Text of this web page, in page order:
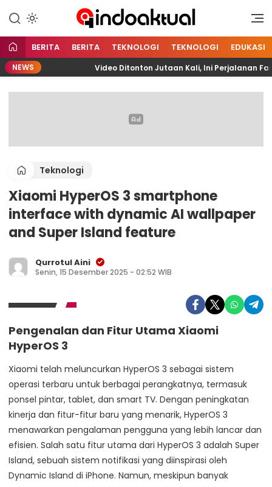
Indoaktual
Indonesia Aktual
BERITA BERITA TEKNOLOGI TEKNOLOGI EDUKASI
NEWS Video Ditonton Jutaan Kali, Ini Perjalanan Fariz
Teknologi
Xiaomi HyperOS 3 smartphone
interface with dynamic AI wallpaper
and Super Island feature
Qurrotul Aini
Senin, 15 Desember 2025 - 02:52 WIB
Pengenalan dan Fitur Utama Xiaomi
HyperOS 3
Xiaomi telah meluncurkan HyperOS 3 sebagai sistem
operasi terbaru untuk berbagai perangkatnya, termasuk
ponsel pintar, tablet, dan smart TV. Dengan peningkatan
kinerja dan fitur-fitur baru yang menarik, HyperOS 3
menawarkan pengalaman pengguna yang lebih lancar dan
efisien. Salah satu fitur utama dari HyperOS 3 adalah Super
Island, sebuah sistem notifikasi yang diinspirasi oleh
Dynamic Island di iPhone. Namun, meskipun banyak